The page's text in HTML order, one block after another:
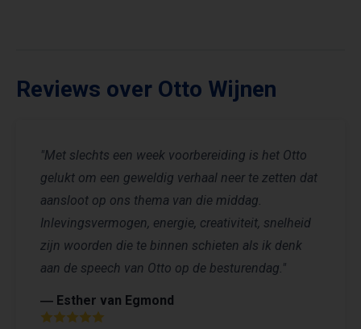
Reviews over Otto Wijnen
"Met slechts een week voorbereiding is het Otto
gelukt om een geweldig verhaal neer te zetten dat
aansloot op ons thema van die middag.
Inlevingsvermogen, energie, creativiteit, snelheid
zijn woorden die te binnen schieten als ik denk
aan de speech van Otto op de besturendag."
― Esther van Egmond